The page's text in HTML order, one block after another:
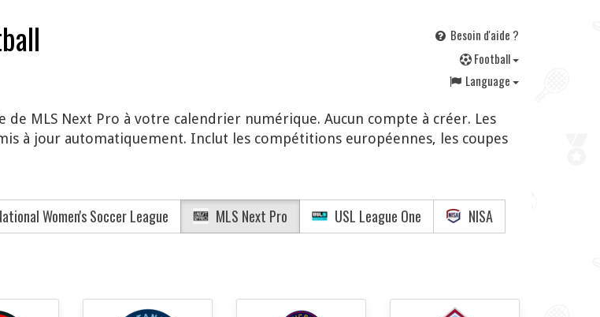
Besoin d'aide ?
Football
Language
MLS Next Pro à votre calendrier numérique. Aucun compte à créer. Les
à jour automatiquement. Inclut les compétitions européennes, les coupes
Women's Soccer League MLS Next Pro USL League One
NISA